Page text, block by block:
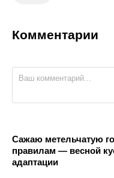
Комментарии
Сажаю метельчатую
правилам — весной
адаптации